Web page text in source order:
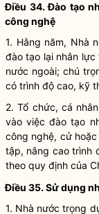
Điều 34. Đào tạo
công nghệ
1. Hằng năm, Nhà
đào tạo lại nhân lực
nước ngoài; chú
có trình độ cao, kỹ
2. Tổ chức, cá
vào việc đào tạo
công nghệ, cử
tập, nâng cao trình
theo quy định của
Điều 35. Sử dụng
1. Nhà nước trọng